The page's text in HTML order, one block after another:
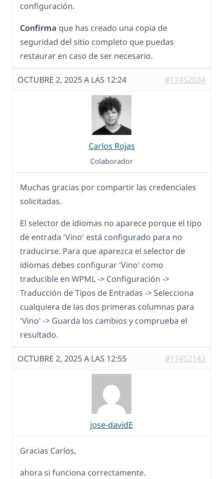
configuración.
Confirma que has creado una copia de
seguridad del sitio completo que puedas
restaurar en caso de ser necesario.
OCTUBRE 2, 2025 A LAS 12:24 #17452034
Carlos Rojas
Colaborador
Muchas gracias por compartir las credenciales
solicitadas.
El selector de idiomas no aparece porque el tipo
de entrada 'Vino' está configurado para no
traducirse. Para que aparezca el selector de
idiomas debes configurar 'Vino' como
traducible en WPML -> Configuración ->
Traducción de Tipos de Entradas -> Selecciona
cualquiera de las dos primeras columnas para
'Vino' -> Guarda los cambios y comprueba el
resultado.
OCTUBRE 2, 2025 A LAS 12:55 #17452143
jose-davidE
Gracias Carlos,
ahora si funciona correctamente.